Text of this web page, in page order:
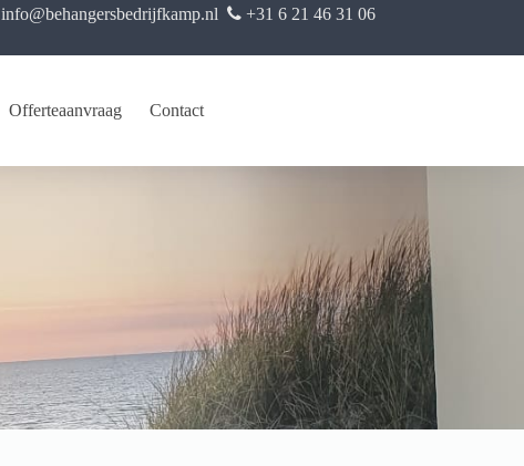
info@behangersbedrijfkamp.nl +31 6 21 46 31 06
Offerteaanvraag Contact